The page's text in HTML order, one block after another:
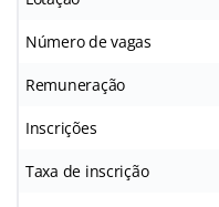
Número de vagas
Remuneração
Inscrições
Taxa de inscrição